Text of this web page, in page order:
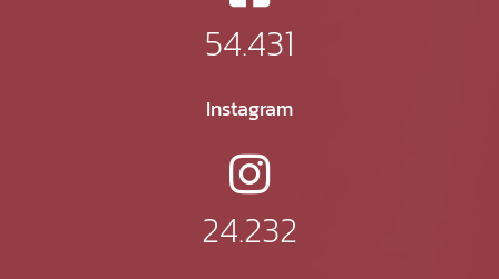
54.431
Instagram
24.232